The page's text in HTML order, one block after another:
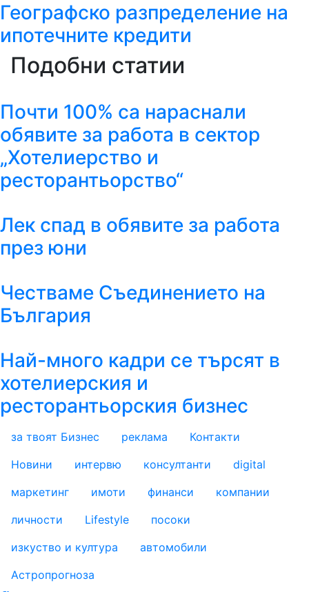
Географско разпределение на
ипотечните кредити
Подобни статии
Почти 100% са нараснали
обявите за работа в сектор
„Хотелиерство и
ресторантьорство“
Лек спад в обявите за работа
през юни
Честваме Съединението на
България
Най-много кадри се търсят в
хотелиерския и
ресторантьорския бизнес
за твоят Бизнес реклама Контакти
footer_statii
Новини интервю консултанти
digital
маркетинг
имоти финанси
компании
личности
Lifestyle
посоки
изкуство и култура
автомобили
Астропрогноза